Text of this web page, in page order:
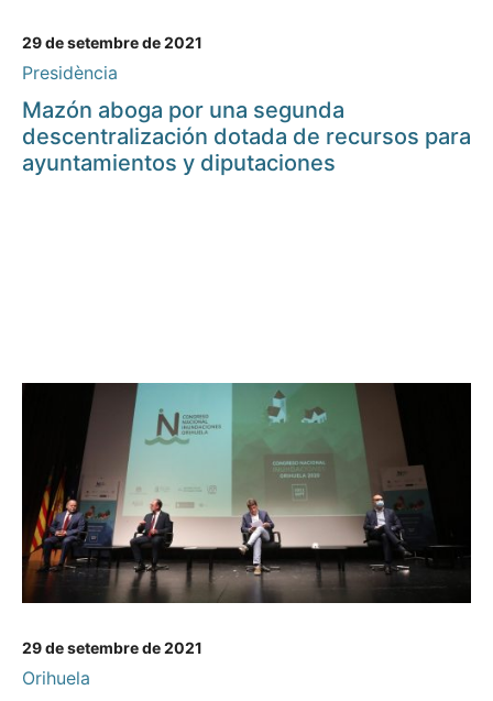
29 de setembre de 2021
Presidència
Mazón aboga por una segunda
descentralización dotada de recursos para
ayuntamientos y diputaciones
29 de setembre de 2021
Orihuela